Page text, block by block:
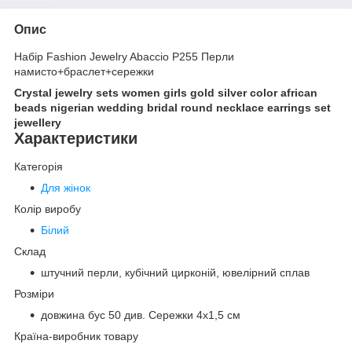
Опис
Набір Fashion Jewelry Abaccio P255 Перли
намисто+браслет+сережки
Crystal jewelry sets women girls gold silver color african
beads nigerian wedding bridal round necklace earrings set
jewellery
Характеристики
Категорія
Для жінок
Колір виробу
Білий
Склад
штучний перли, кубічний цирконій, ювелірний сплав
Розміри
довжина бус 50 див. Сережки 4х1,5 см
Країна-виробник товару